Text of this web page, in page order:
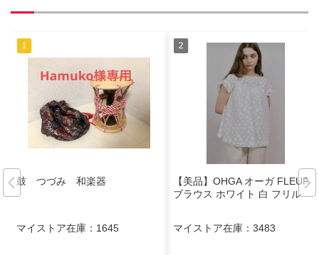
鼓 つづみ 和楽器
マイストア在庫： 1645
【美品】OHGA オーガ FLEUR
ブラウス ホワイト 白 フリル
マイストア在庫： 3483